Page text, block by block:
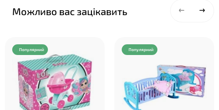
Можливо вас зацікавить
Популярний Популярний